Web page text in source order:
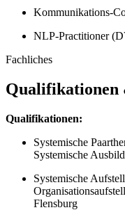
Kommunikations-
NLP-Practitioner
Fachliches
Qualifikationen
Qualifikationen:
Systemische
Systemische
Systemische
Flensburg